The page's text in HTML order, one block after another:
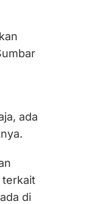
ada
terkait
di